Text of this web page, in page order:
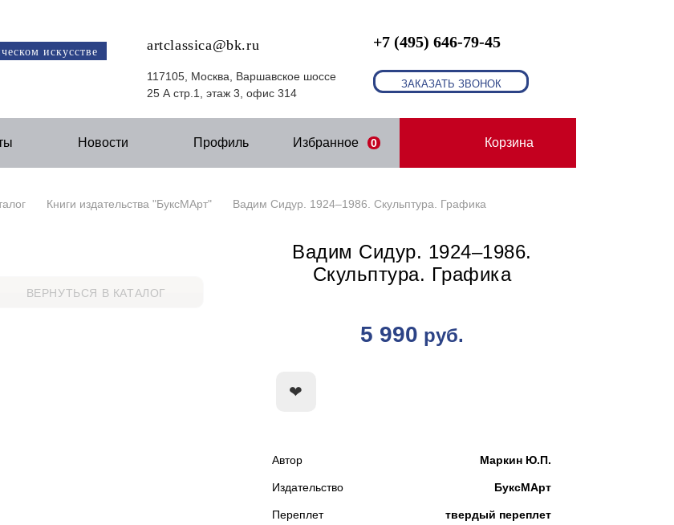
искусстве artclassica@bk.ru
117105, Москва, Варшавское шоссе
25 А стр.1, этаж 3, офис 314
+7 (495) 646-79-45
ЗАКАЗАТЬ ЗВОНОК
Новости Профиль Избранное 0 Корзина
Книги издательства "БуксМАрт" Вадим Сидур. 1924–1986. Скульптура. Графика
ВЕРНУТЬСЯ В КАТАЛОГ
Вадим Сидур. 1924–1986.
Скульптура. Графика
5 990 руб.
Автор Маркин Ю.П.
Издательство БуксМАрт
Переплет твердый переплет